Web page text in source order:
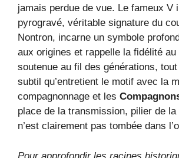
jamais perdue de vue. Le fameux V
pyrogravé, véritable signature du
Nontron, incarne un symbole
aux origines et rappelle la fidélité
soutenue au fil des générations,
subtil qu’entretient le motif avec la
compagnonnage et les
place de la transmission, pilier de la
n’est clairement pas tombée dans
Pour approfondir les racines